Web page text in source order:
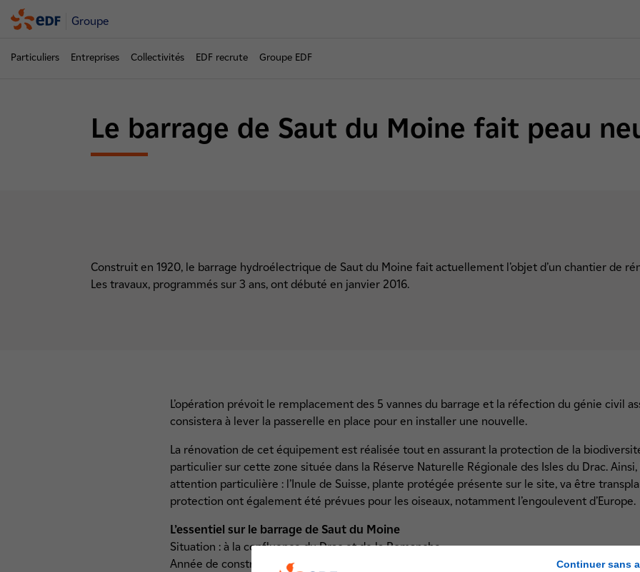
Groupe
Particuliers Entreprises Collectivités EDF recrute Groupe EDF
Le barrage de Saut du Moine fait peau
Construit en 1920, le barrage hydroélectrique de Saut du Moine fait actuellement l’objet d’un chantier de
Les travaux, programmés sur 3 ans, ont débuté en janvier 2016.
L’opération prévoit le remplacement des 5 vannes du barrage et la réfection du génie civil
consistera à lever la passerelle en place pour en installer une nouvelle.
La rénovation de cet équipement est réalisée tout en assurant la protection de la
particulier sur cette zone située dans la Réserve Naturelle Régionale des Isles du Drac.
attention particulière : l’Inule de Suisse, plante protégée présente sur le site, va être
protection ont également été prévues pour les oiseaux, notamment l’engoulevent d’Europe.
L’essentiel sur le barrage de Saut du Moine
Situation : à la confluence du Drac et de la Romanche.
Année de construction : 1920
Continuer sans